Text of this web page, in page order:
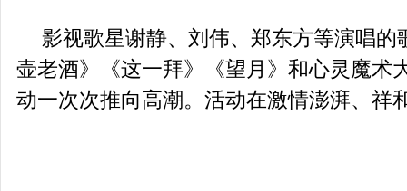
影视歌星谢静、刘伟、郑东方等演唱
壶老酒》《这一拜》《望月》和心灵魔术
动一次次推向高潮。活动在激情澎湃、祥